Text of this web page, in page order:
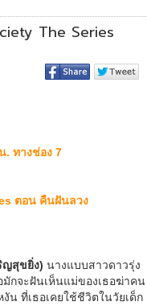
The Series
. ทางช่อง 7
ตอน คืนฝันลวง
ญสุขยิ่ง) นางแบบสาวดาวรุ่ง
มักจะฝันเห็นแม่ของเธอฆ่าคน
น ที่เธอเคยใช้ชีวิตในวัยเด็ก